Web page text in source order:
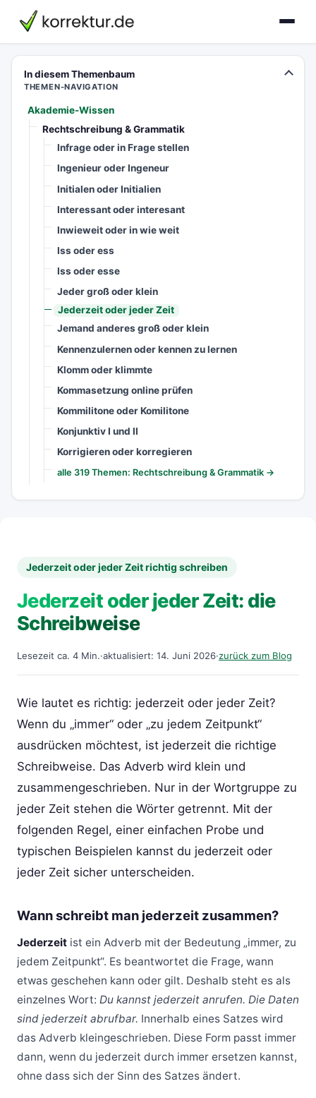
korrektur.de
In diesem Themenbaum
THEMEN-NAVIGATION
Akademie-Wissen
Rechtschreibung & Grammatik
Infrage oder in Frage stellen
Ingenieur oder Ingeneur
Initialen oder Initialien
Interessant oder interesant
Inwieweit oder in wie weit
Iss oder ess
Iss oder esse
Jeder groß oder klein
Jederzeit oder jeder Zeit
Jemand anderes groß oder klein
Kennenzulernen oder kennen zu lernen
Klomm oder klimmte
Kommasetzung online prüfen
Kommilitone oder Komilitone
Konjunktiv I und II
Korrigieren oder korregieren
alle 319 Themen: Rechtschreibung & Grammatik →
Jederzeit oder jeder Zeit richtig schreiben
Jederzeit oder jeder Zeit: die
Schreibweise
Lesezeit ca. 4 Min.·aktualisiert: 14. Juni 2026·zurück zum Blog
Wie lautet es richtig: jederzeit oder jeder Zeit?
Wenn du „immer“ oder „zu jedem Zeitpunkt“
ausdrücken möchtest, ist jederzeit die richtige
Schreibweise. Das Adverb wird klein und
zusammengeschrieben. Nur in der Wortgruppe zu
jeder Zeit stehen die Wörter getrennt. Mit der
folgenden Regel, einer einfachen Probe und
typischen Beispielen kannst du jederzeit oder
jeder Zeit sicher unterscheiden.
Wann schreibt man jederzeit zusammen?
Jederzeit ist ein Adverb mit der Bedeutung „immer, zu
jedem Zeitpunkt“. Es beantwortet die Frage, wann
etwas geschehen kann oder gilt. Deshalb steht es als
einzelnes Wort: Du kannst jederzeit anrufen. Die Daten
sind jederzeit abrufbar. Innerhalb eines Satzes wird
das Adverb kleingeschrieben. Diese Form passt immer
dann, wenn du jederzeit durch immer ersetzen kannst,
ohne dass sich der Sinn des Satzes ändert.